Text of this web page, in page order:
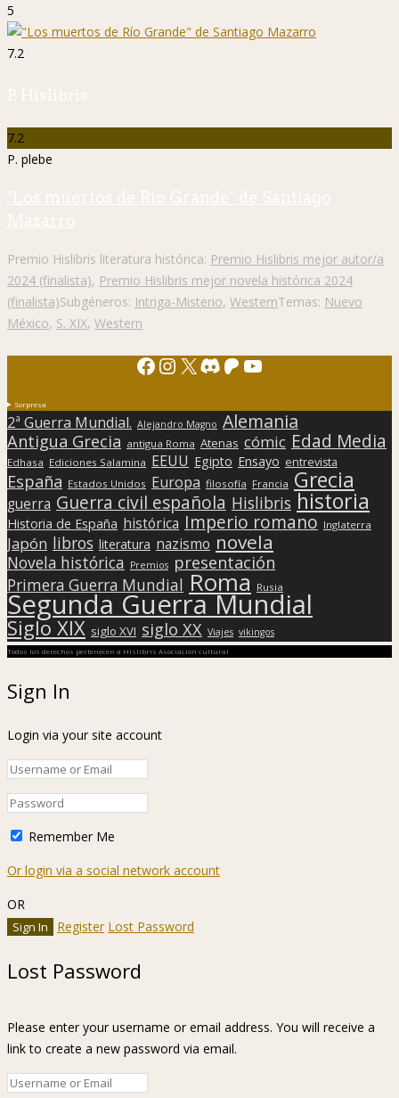
5
7.2
P. Hislibris
7.2
P. plebe
"Los muertos de Río Grande" de Santiago
Mazarro
Premio Hislibris literatura histórica: Premio Hislibris mejor autor/a
2024 (finalista), Premio Hislibris mejor novela histórica 2024
(finalista)Subgéneros: Intriga-Misterio, WesternTemas: Nuevo
México, S. XIX, Western
Facebook
Instagram
X Discord
Patreon
YouTube
Sorpresa
2ª Guerra Mundial. Alejandro Magno Alemania
Antigua Grecia antigua Roma Atenas cómic Edad Media
Edhasa Ediciones Salamina EEUU Egipto Ensayo entrevista
España Estados Unidos Europa filosofía Francia Grecia
guerra Guerra civil española Hislibris historia
Historia de España histórica Imperio romano Inglaterra
Japón libros literatura nazismo novela
Novela histórica Premios presentación
Primera Guerra Mundial Roma Rusia
Segunda Guerra Mundial
Siglo XIX siglo XVI siglo XX Viajes vikingos
Todos los derechos pertenecen a Hislibris Asociación cultural
Sign In
Login via your site account
Remember Me
Or login via a social network account
OR
Register Lost Password
Lost Password
Please enter your username or email address. You will receive a
link to create a new password via email.